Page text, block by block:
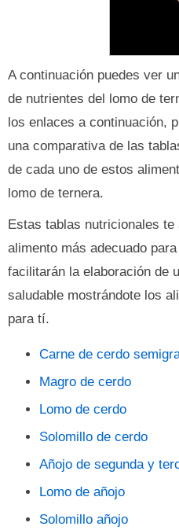
A continuación puedes ver
de nutrientes del lomo de
los enlaces a continuación,
una comparativa de las
de cada uno de estos
lomo de ternera.
Estas tablas nutricionales te
alimento más adecuado
facilitarán la elaboración de
saludable mostrándote los
para tí.
Carne de cerdo
Magro de cerdo
Lomo de cerdo
Solomillo de cerdo
Añojo de segunda y
Lomo de añojo
Solomillo añojo